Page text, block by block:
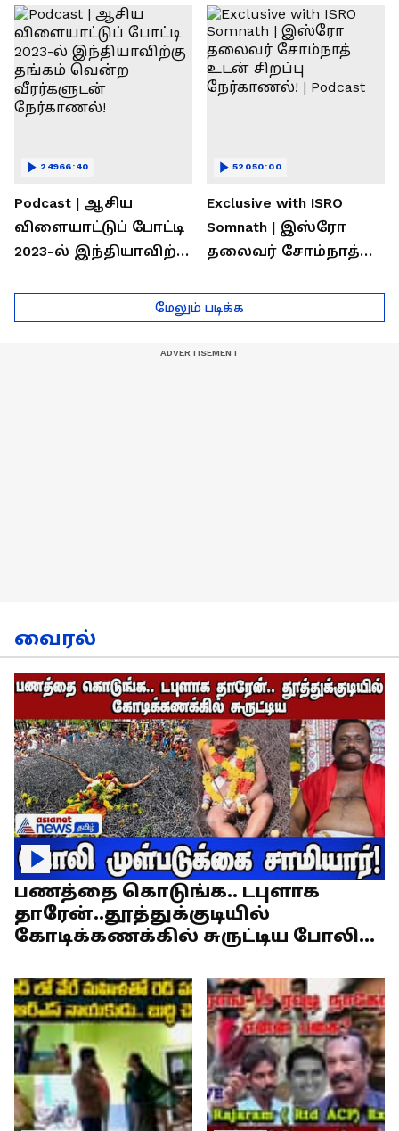
Podcast | ஆசிய
விளையாட்டுப் போட்டி
2023-ல் இந்தியாவிற்கு
வீரர்களுடன்
நேர்காணல்!
24966:40
Exclusive with ISRO
Somnath | இஸ்ரோ
தலைவர் சோம்நாத்
நேர்காணல்! | Podcast
52050:00
மேலும் படிக்க
வைரல்
பணத்தை கொடுங்க.. டபுளாக
தாரேன்..தூத்துக்குடியில்
கோடிக்கணக்கில் சுருட்டிய போலி